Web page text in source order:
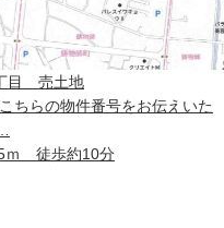
目 売土地
ちらの物件番号をお伝えいた
ｍ 徒歩約10分